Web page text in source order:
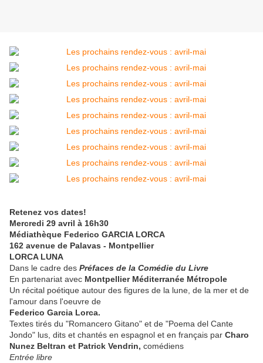
Retenez vos dates!
Mercredi 29 avril à 16h30
Médiathèque Federico GARCIA LORCA
162 avenue de Palavas - Montpellier
LORCA LUNA
Dans le cadre des Préfaces de la Comédie du Livre
En partenariat avec Montpellier Méditerranée Métropole
Un récital poétique autour des figures de la lune, de la mer et de
l'amour dans l'oeuvre de
Federico Garcia Lorca.
Textes tirés du "Romancero Gitano" et de "Poema del Cante
Jondo" lus, dits et chantés en espagnol et en français par Charo
Nunez Beltran et Patrick Vendrin, comédiens
Entrée libre